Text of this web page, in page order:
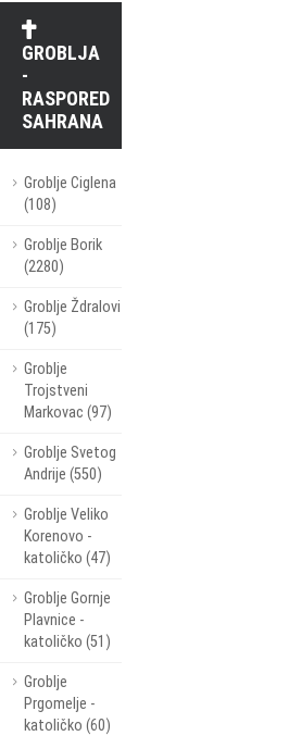
GROBLJA
-
RASPORED
SAHRANA
Groblje Ciglena
(108)
Groblje Borik
(2280)
Groblje Ždralovi
(175)
Groblje
Trojstveni
Markovac (97)
Groblje Svetog
Andrije (550)
Groblje Veliko
Korenovo -
katoličko (47)
Groblje Gornje
Plavnice -
katoličko (51)
Groblje
Prgomelje -
katoličko (60)